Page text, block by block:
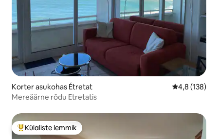
Korter asukohas Étretat Keskmine
4,8 (138)
Mereäärne rõdu Etretatis
Külaliste suur lemmik
Külaliste lemmik